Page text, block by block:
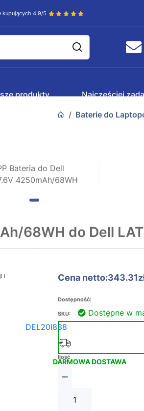
kupujących 4,9/5
produkty Najczęściej
Baterie do
68WH do Dell
i
Cena
Dostępność:
Dostępne w
SKU:
DEL20I838
DARMOWA DOSTAWA
Ilość
−